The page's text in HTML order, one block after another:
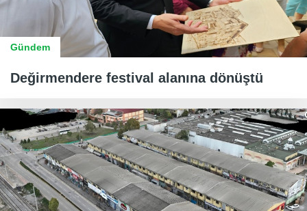
Gündem
Değirmendere festival alanına dönüştü